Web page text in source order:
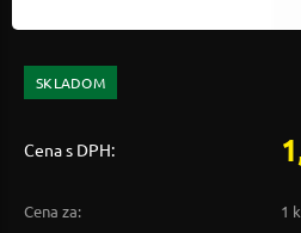
SKLADOM
Cena s DPH:
Cena za:
1